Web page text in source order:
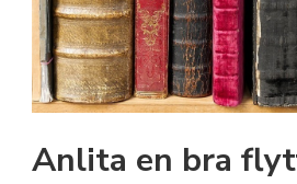
Anlita en bra